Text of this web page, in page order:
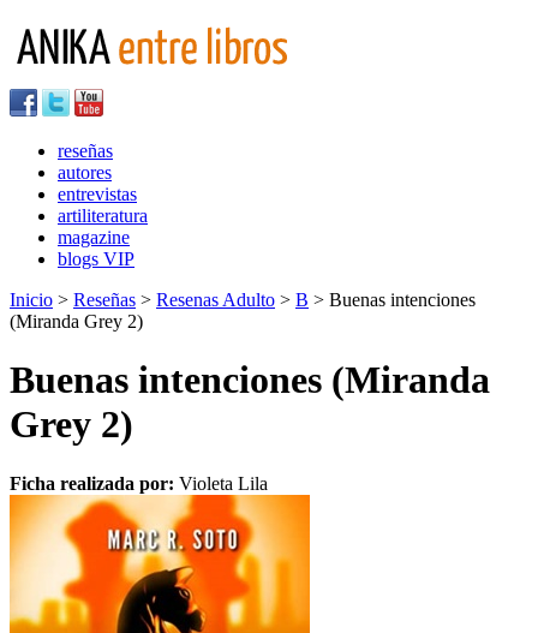
reseñas
autores
entrevistas
artiliteratura
magazine
blogs VIP
Inicio > Reseñas > Resenas Adulto > B > Buenas intenciones
(Miranda Grey 2)
Buenas intenciones (Miranda
Grey 2)
Ficha realizada por: Violeta Lila